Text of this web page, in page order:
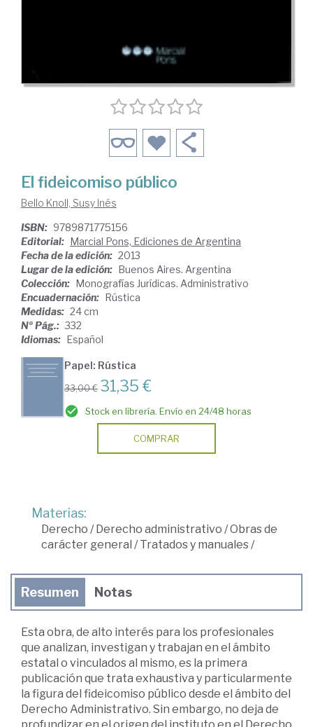
El fideicomiso público
Bello Knoll, Susy Inés
ISBN: 9789871775156
Editorial: Marcial Pons, Ediciones de Argentina
Fecha de la edición: 2013
Lugar de la edición: Buenos Aires. Argentina
Colección: Monografías Jurídicas. Administrativo
Encuadernación: Rústica
Medidas: 24 cm
Nº Pág.: 332
Idiomas: Español
Papel: Rústica
33,00 € 31,35 €
Stock en librería. Envío en 24/48 horas
COMPRAR
Materias:
Derecho /Derecho administrativo /Obras de
carácter general /Tratados y manuales/
Resumen Notas
Esta obra, de alto interés para los profesionales
que analizan, investigan y trabajan en el ámbito
estatal o vinculados al mismo, es la primera
publicación que trata exhaustiva y particularmente
la figura del fideicomiso público desde el ámbito del
Derecho Administrativo. Sin embargo, no deja de